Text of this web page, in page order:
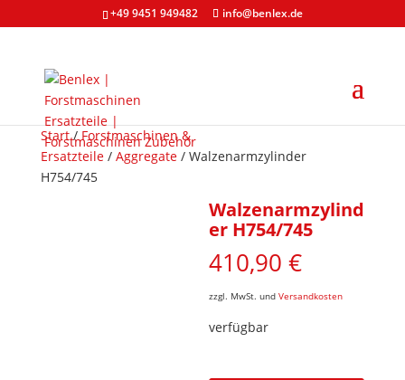
+49 9451 949482 info@benlex.de
Start/Forstmaschinen &
Ersatzteile/ Aggregate/ Walzenarmzylinder
H754/745
Walzenarmzylind
er H754/745
410,90€
zzgl. MwSt. undVersandkosten
verfügbar